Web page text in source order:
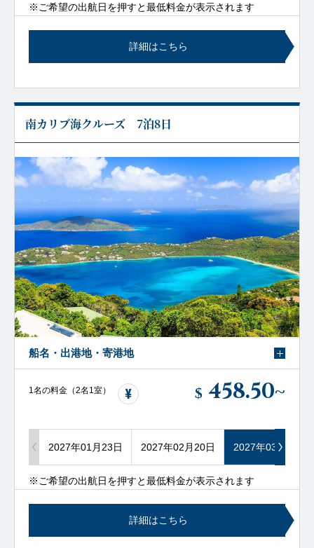
※ご希望の出航日を押すと最低料金が表示されます
詳細はこちら
南カリブ海クルーズ 7泊8日
船名・出港地・寄港地
1名の料金（2名1室） $ 458.50~
2027年01月23日 2027年02月20日 2027年03月06日
※ご希望の出航日を押すと最低料金が表示されます
詳細はこちら